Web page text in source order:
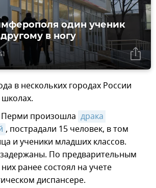
один ученик
в ногу
в нескольких городах России
произошла драка
, пострадали 15 человек, в том
и ученики младших классов.
По предварительным
ранее состоял на учете
диспансере.